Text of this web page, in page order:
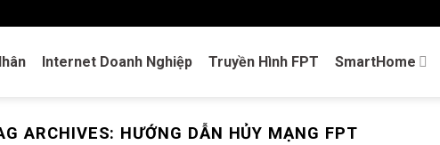
Internet Doanh Nghiệp Truyền Hình FPT SmartHome
ARCHIVES: HƯỚNG DẪN HỦY MẠNG FPT